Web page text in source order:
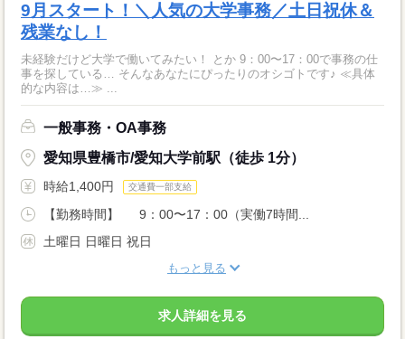
9月スタート！＼人気の大学事務／土日祝休＆
残業なし！
未経験だけど大学で働いてみたい！ とか 9：00〜17：00で事務の仕
事を探している… そんなあなたにぴったりのオシゴトです♪ ≪具体
的な内容は…≫ ...
一般事務・OA事務
愛知県豊橋市/愛知大学前駅（徒歩 1分）
時給1,400円 交通費一部支給
【勤務時間】 9：00〜17：00（実働7時間...
土曜日 日曜日 祝日
もっと見る
求人詳細を見る